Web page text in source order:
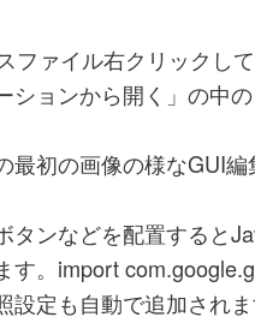
ファイル右クリックして
ションから開く」の中
最初の画像の様なGUI
ンなどを配置すると
す。import
設定も自動で追加されま